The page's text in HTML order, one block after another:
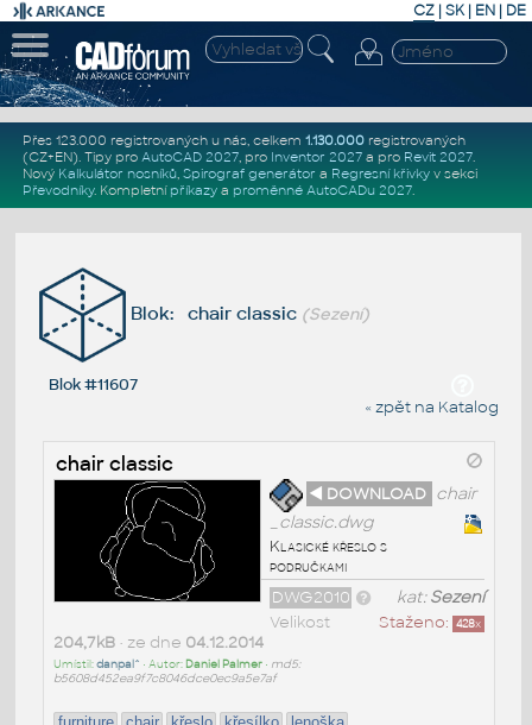
CZ | SK| EN | DE
Přes 123.000 registrovaných u nás, celkem 1.130.000registrovaných
(CZ+EN). Tipy pro AutoCAD 2027, pro Inventor 2027a pro Revit 2027.
Nový Kalkulátor nosníků, Spirograf generátor a Regresní křivkyv sekci
Převodníky. Kompletní příkazya proměnné AutoCADu 2027.
Blok: chair classic (Sezení)
Blok #11607
« zpět na Katalog
chair classic
◄ DOWNLOAD chair
_classic.dwg
Klasické křeslo s
područkami
kat:Sezení
DWG2010
Staženo: 428x
Velikost
204,7kB• ze dne 04.12.2014
Umístil:danpal^ • Autor: Daniel Palmer• md5:
b5608d452ea9f7c8046dce0ec9a5e7af